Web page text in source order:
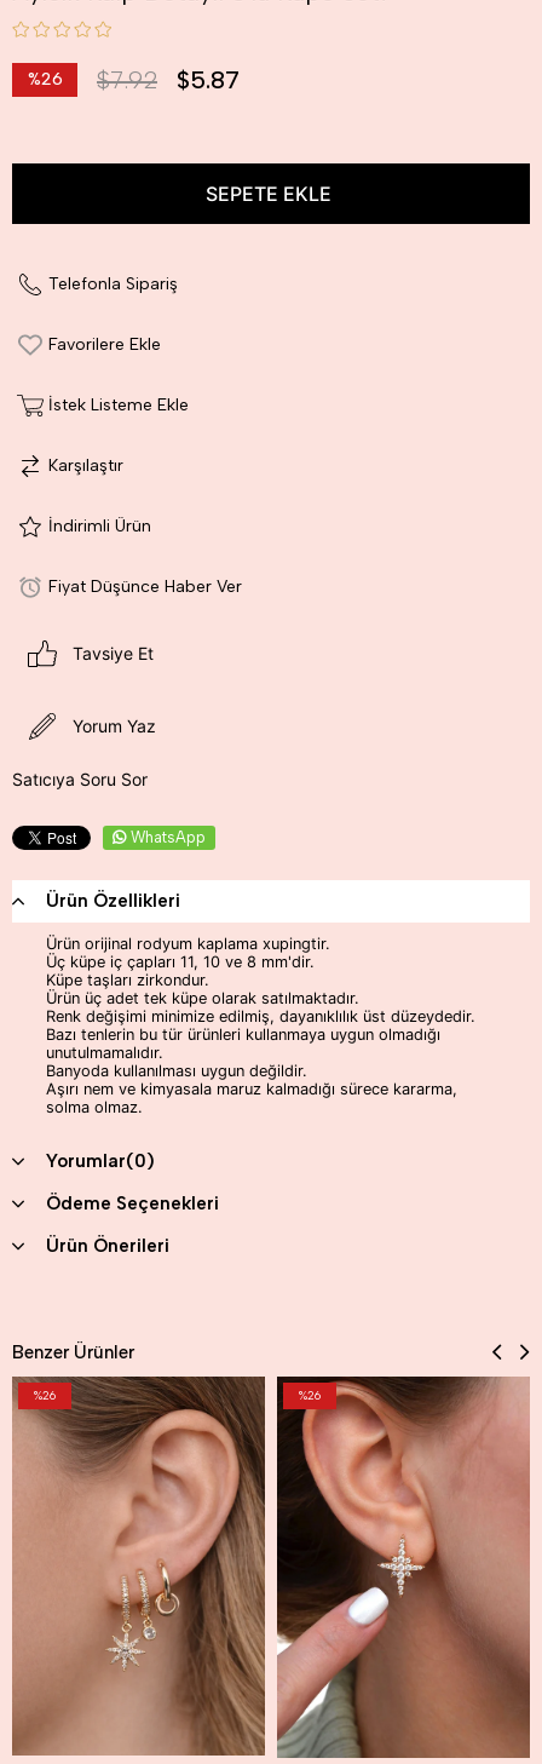
%26
$7.92 $5.87
Telefonla Sipariş
Favorilere Ekle
İstek Listeme Ekle
Karşılaştır
İndirimli Ürün
Fiyat Düşünce Haber Ver
Tavsiye Et
Yorum Yaz
Satıcıya Soru Sor
WhatsApp
Ürün Özellikleri
Ürün orijinal rodyum kaplama xupingtir.
Üç küpe iç çapları 11, 10 ve 8 mm'dir.
Küpe taşları zirkondur.
Ürün üç adet tek küpe olarak satılmaktadır.
Renk değişimi minimize edilmiş, dayanıklılık üst düzeydedir.
Bazı tenlerin bu tür ürünleri kullanmaya uygun olmadığı
unutulmamalıdır.
Banyoda kullanılması uygun değildir.
Aşırı nem ve kimyasala maruz kalmadığı sürece kararma,
solma olmaz.
Yorumlar(0)
Ödeme Seçenekleri
Ürün Önerileri
Benzer Ürünler
%26 %26